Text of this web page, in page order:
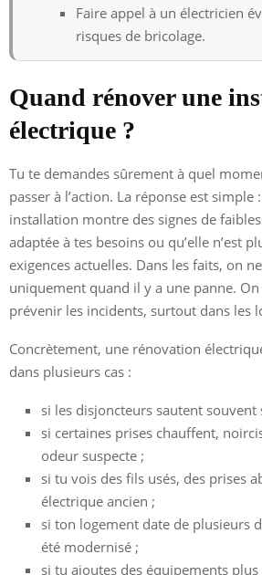
Faire appel à un électricien
risques de bricolage.
Quand rénover une
électrique ?
Tu te demandes sûrement à quel
passer à l’action. La réponse est simple
installation montre des signes de
adaptée à tes besoins ou qu’elle n’est
exigences actuelles. Dans les faits, on
uniquement quand il y a une panne.
prévenir les incidents, surtout dans les
Concrètement, une rénovation
dans plusieurs cas :
si les disjoncteurs sautent souvent
si certaines prises chauffent,
odeur suspecte ;
si tu vois des fils usés, des prises
électrique ancien ;
si ton logement date de plusieurs
été modernisé ;
si tu ajoutes des équipements